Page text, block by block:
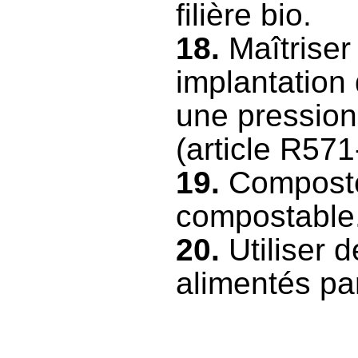
filière bio.
18.
une
(article
19.
20. Utiliser
alimentés